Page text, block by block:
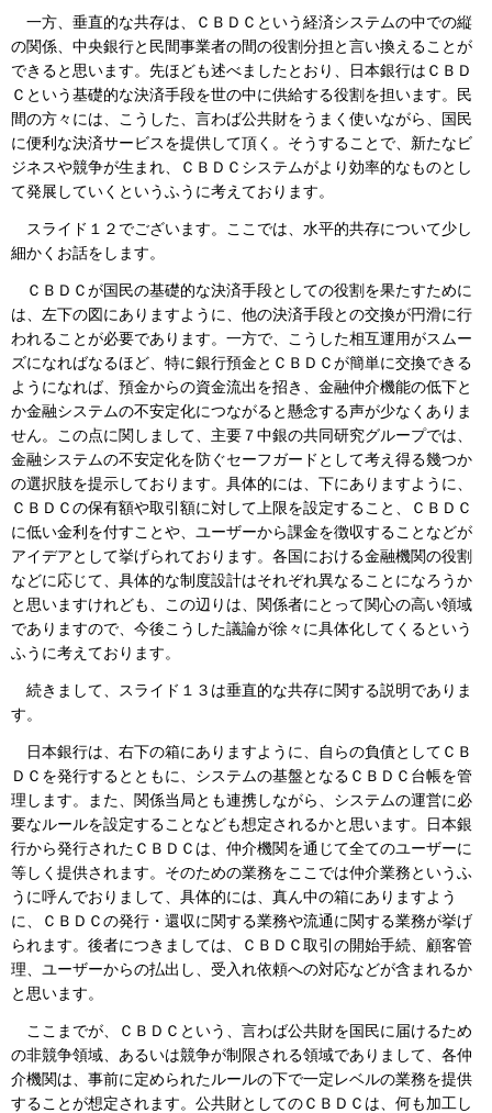
一方、垂直的な共存は、ＣＢＤＣという経済システムの中での縦
の関係、中央銀行と民間事業者の間の役割分担と言い換えることが
できると思います。先ほども述べましたとおり、日本銀行はＣＢＤ
Ｃという基礎的な決済手段を世の中に供給する役割を担います。民
間の方々には、こうした、言わば公共財をうまく使いながら、国民
に便利な決済サービスを提供して頂く。そうすることで、新たなビ
ジネスや競争が生まれ、ＣＢＤＣシステムがより効率的なものとし
て発展していくというふうに考えております。
スライド１２でございます。ここでは、水平的共存について少し
細かくお話をします。
ＣＢＤＣが国民の基礎的な決済手段としての役割を果たすために
は、左下の図にありますように、他の決済手段との交換が円滑に行
われることが必要であります。一方で、こうした相互運用がスムー
ズになればなるほど、特に銀行預金とＣＢＤＣが簡単に交換できる
ようになれば、預金からの資金流出を招き、金融仲介機能の低下と
か金融システムの不安定化につながると懸念する声が少なくありま
せん。この点に関しまして、主要７中銀の共同研究グループでは、
金融システムの不安定化を防ぐセーフガードとして考え得る幾つか
の選択肢を提示しております。具体的には、下にありますように、
ＣＢＤＣの保有額や取引額に対して上限を設定すること、ＣＢＤＣ
に低い金利を付すことや、ユーザーから課金を徴収することなどが
アイデアとして挙げられております。各国における金融機関の役割
などに応じて、具体的な制度設計はそれぞれ異なることになろうか
と思いますけれども、この辺りは、関係者にとって関心の高い領域
でありますので、今後こうした議論が徐々に具体化してくるという
ふうに考えております。
続きまして、スライド１３は垂直的な共存に関する説明でありま
す。
日本銀行は、右下の箱にありますように、自らの負債としてＣＢ
ＤＣを発行するとともに、システムの基盤となるＣＢＤＣ台帳を管
理します。また、関係当局とも連携しながら、システムの運営に必
要なルールを設定することなども想定されるかと思います。日本銀
行から発行されたＣＢＤＣは、仲介機関を通じて全てのユーザーに
等しく提供されます。そのための業務をここでは仲介業務というふ
うに呼んでおりまして、具体的には、真ん中の箱にありますよう
に、ＣＢＤＣの発行・還収に関する業務や流通に関する業務が挙げ
られます。後者につきましては、ＣＢＤＣ取引の開始手続、顧客管
理、ユーザーからの払出し、受入れ依頼への対応などが含まれるか
と思います。
ここまでが、ＣＢＤＣという、言わば公共財を国民に届けるため
の非競争領域、あるいは競争が制限される領域でありまして、各仲
介機関は、事前に定められたルールの下で一定レベルの業務を提供
することが想定されます。公共財としてのＣＢＤＣは、何も加工し